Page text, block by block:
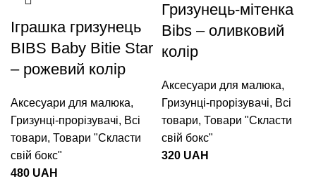
Іграшка гризунець
BIBS Baby Bitie Star
– рожевий колір
Аксесуари для малюка,
Гризунці-прорізувачі, Всі
товари, Товари "Cкласти
свій бокс"
480 UAH
Гризунець-мітенка
Bibs – оливковий
колір
Аксесуари для малюка,
Гризунці-прорізувачі, Всі
товари, Товари "Cкласти
свій бокс"
320 UAH